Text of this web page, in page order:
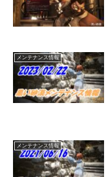
メンテナンス情報
メンテナンス情報